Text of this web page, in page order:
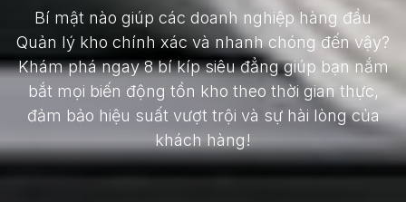
Bí mật nào giúp các doanh nghiệp hàng đầu
Quản lý kho chính xác và nhanh chóng đến vậy?
Khám phá ngay 8 bí kíp siêu đẳng giúp bạn nắm
bắt mọi biến động tồn kho theo thời gian thực,
đảm bảo hiệu suất vượt trội và sự hài lòng của
khách hàng!